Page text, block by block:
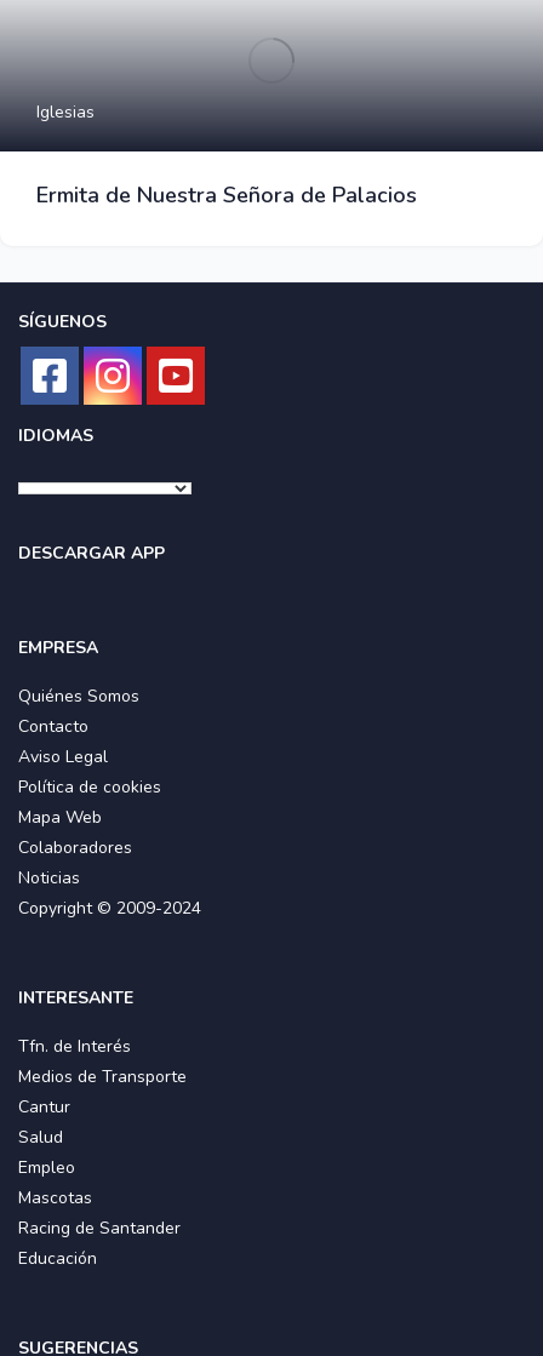
Iglesias
Ermita de Nuestra Señora de Palacios
SÍGUENOS
IDIOMAS
DESCARGAR APP
EMPRESA
Quiénes Somos
Contacto
Aviso Legal
Política de cookies
Mapa Web
Colaboradores
Noticias
Copyright © 2009-2024
INTERESANTE
Tfn. de Interés
Medios de Transporte
Cantur
Salud
Empleo
Mascotas
Racing de Santander
Educación
SUGERENCIAS